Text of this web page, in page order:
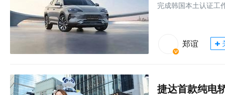
完成韩国本土认证工
郑谊